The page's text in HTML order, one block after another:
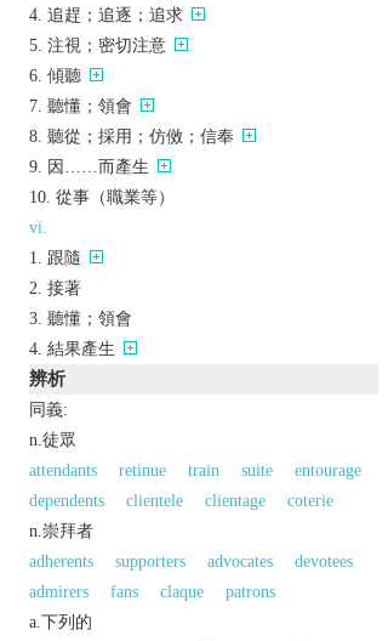
追趕；追逐；追求
注視；密切注意
傾聽
聽懂；領會
聽從；採用；仿傚；信奉
因……而產生
從事（職業等）
vi.
跟隨
接著
聽懂；領會
結果產生
辨析
同義:
n.徒眾
attendants
retinue train suite
entourage
dependents
clientele clientage
coterie
n.崇拜者
adherents
supporters advocates
devotees
admirers
fans claque
patrons
a.下列的